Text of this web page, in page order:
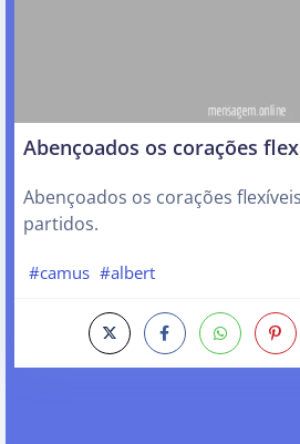
Abençoados os corações
Abençoados os corações
partidos.
#camus #albert